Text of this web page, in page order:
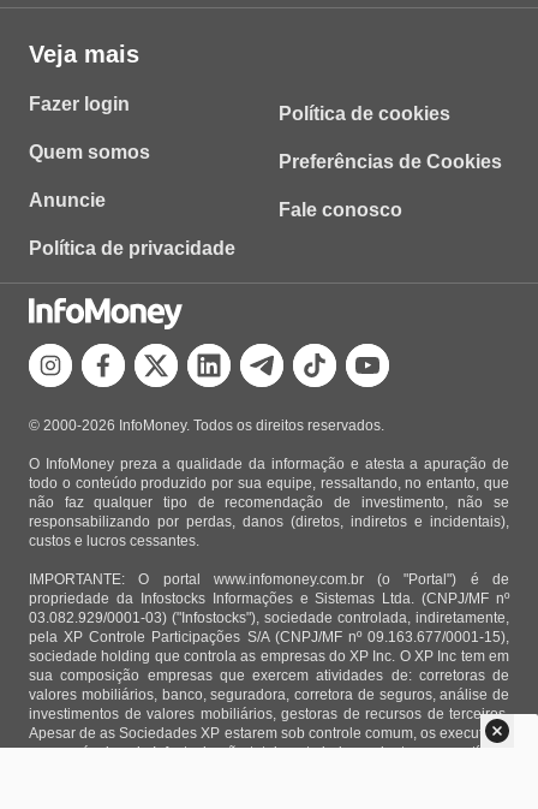
Veja mais
Fazer login
Quem somos
Anuncie
Política de privacidade
Política de cookies
Preferências de Cookies
Fale conosco
© 2000-2026 InfoMoney. Todos os direitos reservados.
O InfoMoney preza a qualidade da informação e atesta a apuração de
todo o conteúdo produzido por sua equipe, ressaltando, no entanto, que
não faz qualquer tipo de recomendação de investimento, não se
responsabilizando por perdas, danos (diretos, indiretos e incidentais),
custos e lucros cessantes.
IMPORTANTE: O portal www.infomoney.com.br (o "Portal") é de
propriedade da Infostocks Informações e Sistemas Ltda. (CNPJ/MF nº
03.082.929/0001-03) ("Infostocks"), sociedade controlada, indiretamente,
pela XP Controle Participações S/A (CNPJ/MF nº 09.163.677/0001-15),
sociedade holding que controla as empresas do XP Inc. O XP Inc tem em
sua composição empresas que exercem atividades de: corretoras de
valores mobiliários, banco, seguradora, corretora de seguros, análise de
investimentos de valores mobiliários, gestoras de recursos de terceiros.
Apesar de as Sociedades XP estarem sob controle comum, os executivos
responsáveis pela Infostocks são totalmente independentes e as notícias,